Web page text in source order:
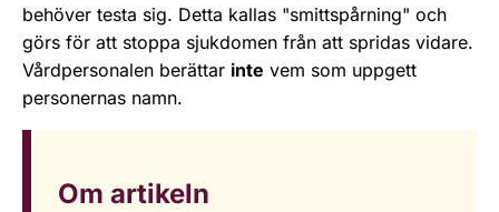
behöver testa sig. Detta kallas "smittspårning" och
görs för att stoppa sjukdomen från att spridas vidare.
Vårdpersonalen berättar inte vem som uppgett
personernas namn.
Om artikeln